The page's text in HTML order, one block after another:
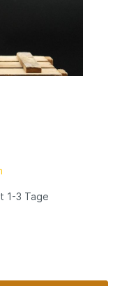
1-3 Tage